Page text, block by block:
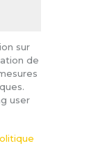
sur
de
user